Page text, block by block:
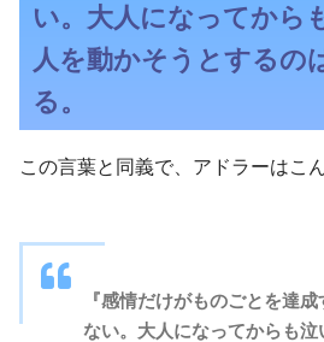
い。大人になってから
人を動かそうとするの
る。
この言葉と同義で、アドラーはこ
『感情だけがものごとを達
ない。大人になってからも